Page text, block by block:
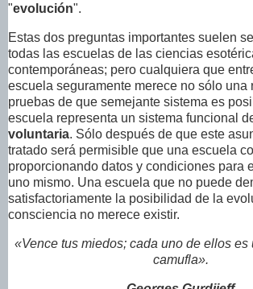
"evolución".
Estas dos preguntas importantes suelen
todas las escuelas de las ciencias
contemporáneas; pero cualquiera que
escuela seguramente merece no sólo una
pruebas de que semejante sistema es
escuela representa un sistema funcional
voluntaria. Sólo después de que este
tratado será permisible que una escuela
proporcionando datos y condiciones para
uno mismo. Una escuela que no puede
satisfactoriamente la posibilidad de la
consciencia no merece existir.
«Vence tus miedos; cada uno de ellos es
camufla».